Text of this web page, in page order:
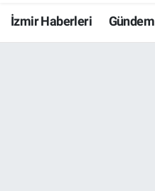
İzmir Haberleri Gündem
Resmi İlanlar